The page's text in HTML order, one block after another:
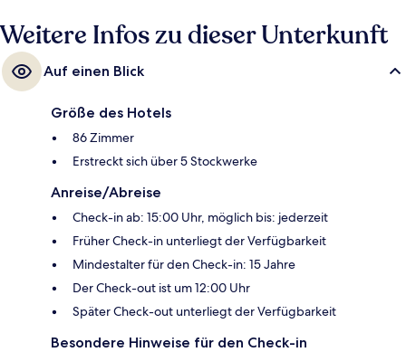
Weitere Infos zu dieser Unterkunft
Auf einen Blick
Größe des Hotels
86 Zimmer
Erstreckt sich über 5 Stockwerke
Anreise/Abreise
Check-in ab: 15:00 Uhr, möglich bis: jederzeit
Früher Check-in unterliegt der Verfügbarkeit
Mindestalter für den Check-in: 15 Jahre
Der Check-out ist um 12:00 Uhr
Später Check-out unterliegt der Verfügbarkeit
Besondere Hinweise für den Check-in